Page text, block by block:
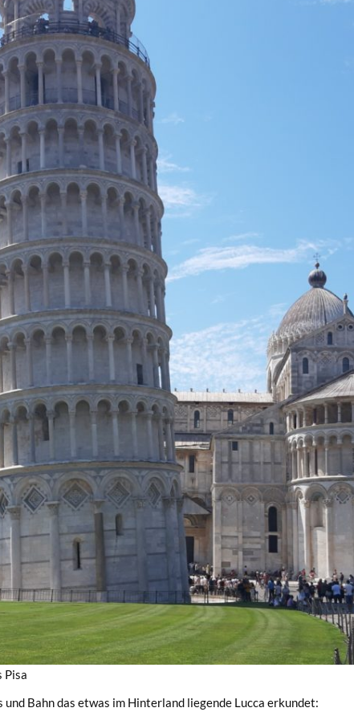
Pisa
Bahn das etwas im Hinterland liegende Lucca erkundet: